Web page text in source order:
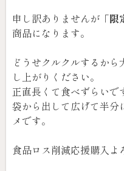
申し訳ありませんが「限
商品になります。
どうせクルクルするか
し上がりください。
正直長くて食べずらいで
袋から出して広げて半分
メです。
食品ロス削減応援購入よ